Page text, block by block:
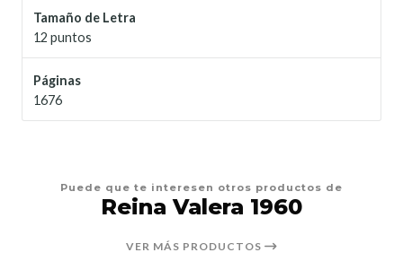
Tamaño de Letra
12 puntos
Páginas
1676
Puede que te interesen otros productos de
Reina Valera 1960
VER MÁS PRODUCTOS